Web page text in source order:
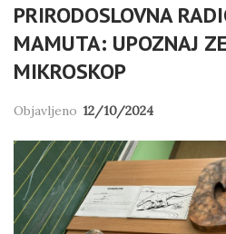
PRIRODOSLOVNA
MAMUTA: UPOZNAJ
MIKROSKOP
Objavljeno 12/10/2024